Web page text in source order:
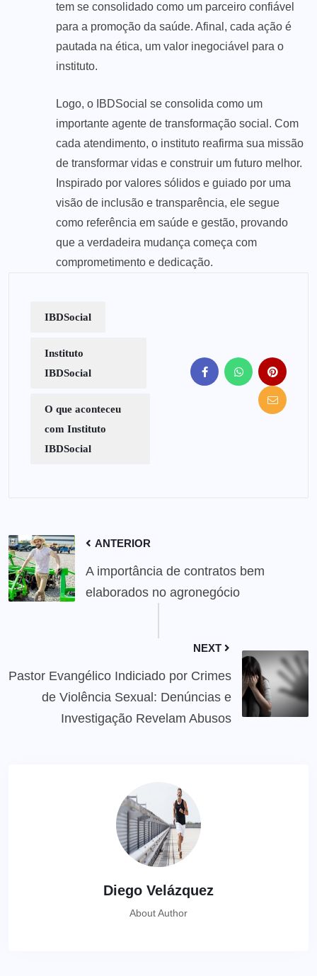
tem se consolidado como um parceiro confiável
para a promoção da saúde. Afinal, cada ação é
pautada na ética, um valor inegociável para o
instituto.
Logo, o IBDSocial se consolida como um
importante agente de transformação social. Com
cada atendimento, o instituto reafirma sua missão
de transformar vidas e construir um futuro melhor.
Inspirado por valores sólidos e guiado por uma
visão de inclusão e transparência, ele segue
como referência em saúde e gestão, provando
que a verdadeira mudança começa com
comprometimento e dedicação.
IBDSocial
Instituto
IBDSocial
O que aconteceu
com Instituto
IBDSocial
ANTERIOR
A importância de contratos bem
elaborados no agronegócio
NEXT
Pastor Evangélico Indiciado por Crimes
de Violência Sexual: Denúncias e
Investigação Revelam Abusos
Diego Velázquez
About Author